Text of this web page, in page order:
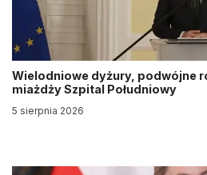
Wielodniowe dyżury, podwójne
miażdży Szpital Południowy
5 sierpnia 2026